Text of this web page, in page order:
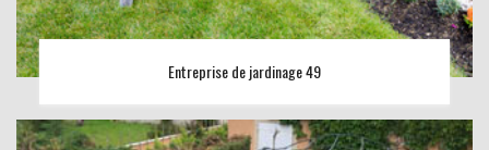
Entreprise de jardinage 49